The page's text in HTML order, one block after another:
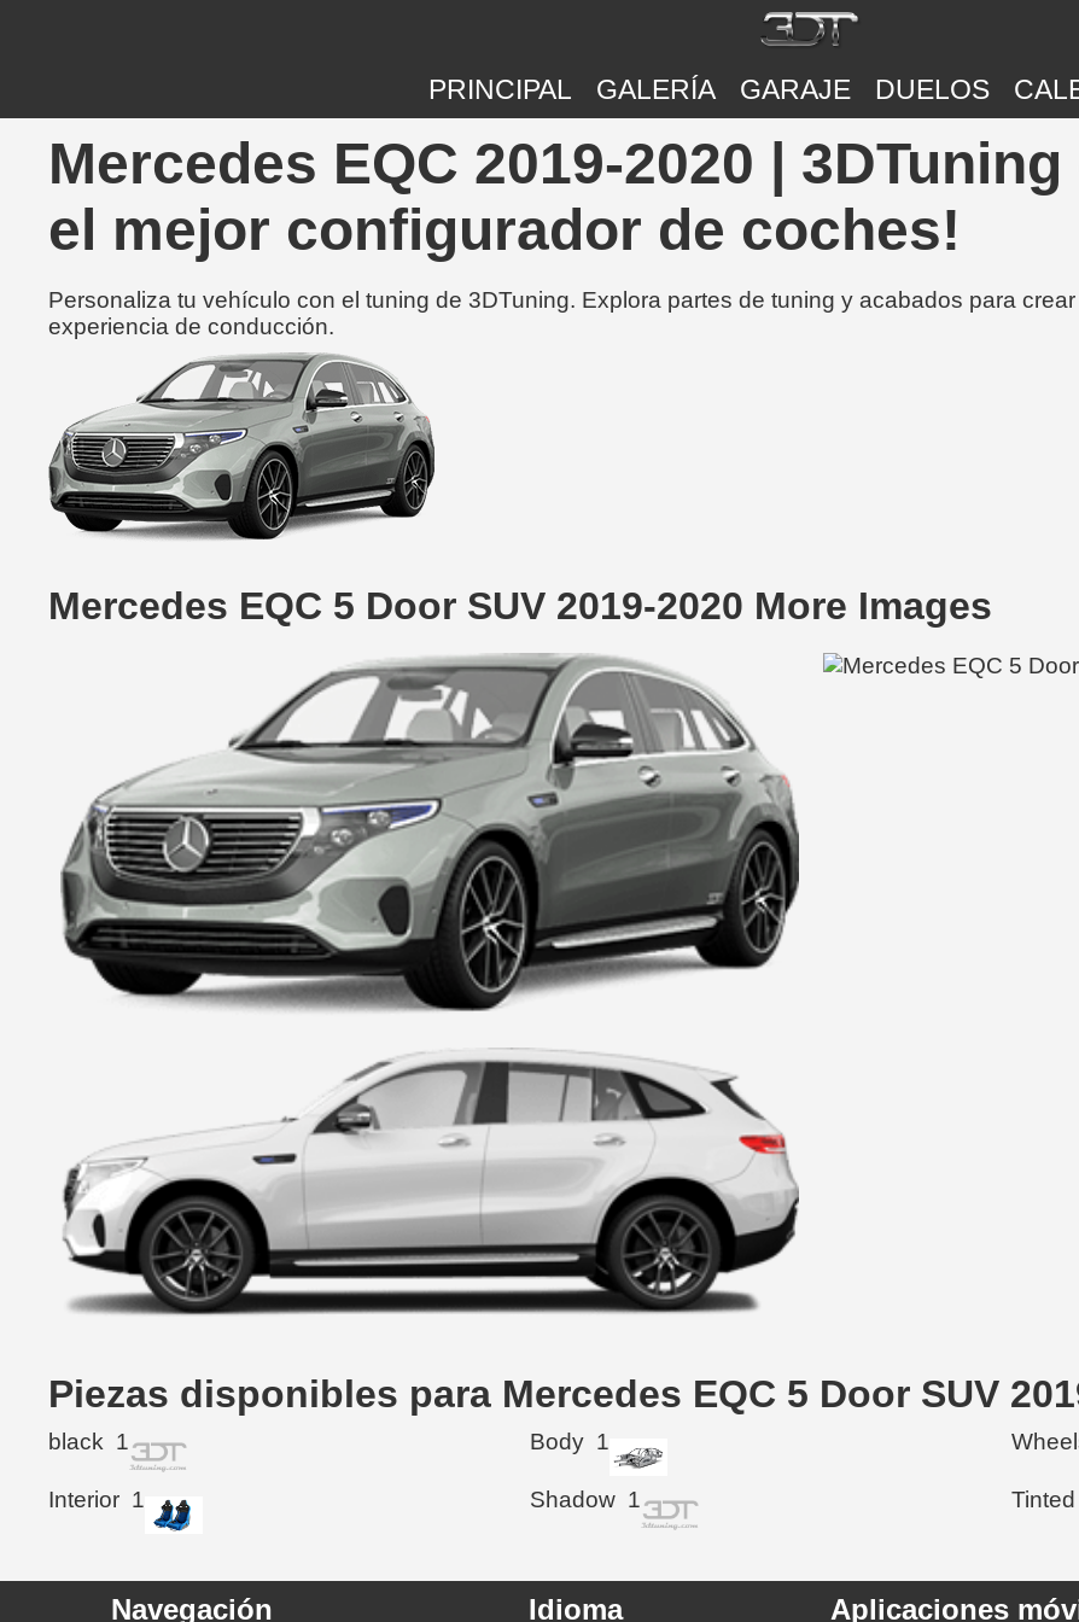
PRINCIPAL GALERÍA GARAJE DUELOS
Mercedes EQC 2019-2020 |
el mejor configurador de coches!
Personaliza tu vehículo con el tuning de 3DTuning. Explora partes de tuning y acabados para
experiencia de conducción.
Mercedes EQC 5 Door SUV 2019-2020 More Images
Piezas disponibles para Mercedes EQC 5 Door SUV
black 1 Body 1
Interior 1 Shadow 1
Navegación Idioma Aplicaciones